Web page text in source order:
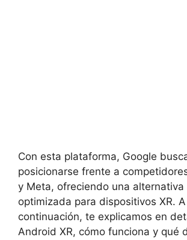
Con esta plataforma, Google
posicionarse frente a
y Meta, ofreciendo una
optimizada para dispositivos XR. A
continuación, te explicamos en
Android XR, cómo funciona y qué